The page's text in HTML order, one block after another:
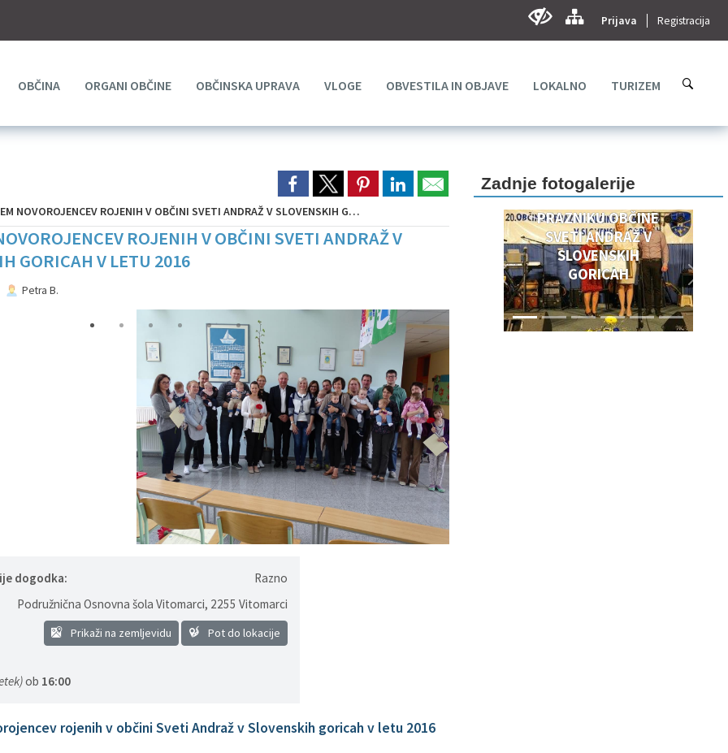
Prijava Registracija
OBČINA ORGANI OBČINE OBČINSKA UPRAVA VLOGE OBVESTILA IN OBJAVE LOKALNO TURIZEM
NOVOROJENCEV ROJENIH V OBČINI SVETI ANDRAŽ V SLOVENSKIH GORICAH V LETU 2016
ROJENIH V OBČINI SVETI ANDRAŽ V
GORICAH V LETU 2016
Petra B.
dogodka:
Razno
Podružnična Osnovna šola Vitomarci, 2255 Vitomarci
Prikaži na zemljevidu Pot do lokacije
ob 16:00
rojenih v občini Sveti Andraž v Slovenskih goricah v letu 2016
Zadnje fotogalerije
PRAZNIKU
OBČINSKEM
PRAZNIKU OBČINE
SVETI ANDRAŽ V
SLOVENSKIH
GORICAH